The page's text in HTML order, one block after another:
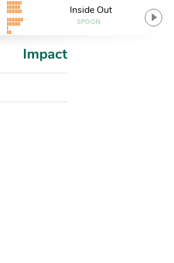
Inside Out
SPOON
Impact